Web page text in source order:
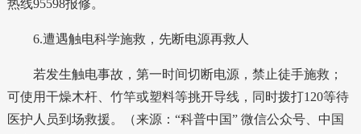
热线95598报修。
6.遭遇触电科学施救，先断电源再救人
若发生触电事故，第一时间切断电源，禁止徒手施救；
可使用干燥木杆、竹竿或塑料等挑开导线，同时拨打120等待
医护人员到场救援。（来源：“科普中国” 微信公众号、中国